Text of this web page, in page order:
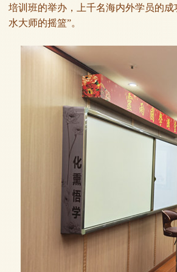
培训班的举办，上千名海内外学员的
水大师的摇篮”。